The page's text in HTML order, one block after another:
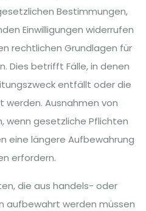
Bestimmungen,
Einwilligungen widerrufen
rechtlichen Grundlagen für
Dies betrifft Fälle, in denen
entfällt oder die
Ausnahmen von
wenn gesetzliche Pflichten
eine längere Aufbewahrung
erfordern.
die aus handels- oder
aufbewahrt werden müssen